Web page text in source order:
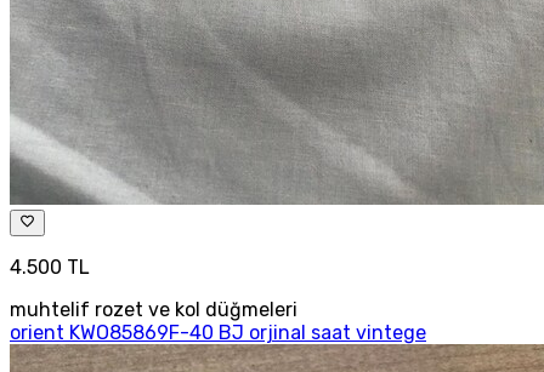
4.500 TL
muhtelif rozet ve kol düğmeleri
orient KWO85869F-40 BJ orjinal saat vintege